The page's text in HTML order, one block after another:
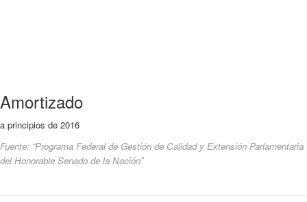
Amortizado
a principios de 2016
Fuente: “Programa Federal de Gestión de Calidad y Extensión Parlamentaria
del Honorable Senado de la Nación”